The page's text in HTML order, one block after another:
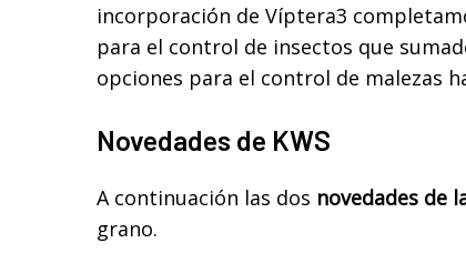
incorporación de Víptera3
para el control de insectos que
opciones para el control de malezas
Novedades de KWS
A continuación las dos novedades de
grano.